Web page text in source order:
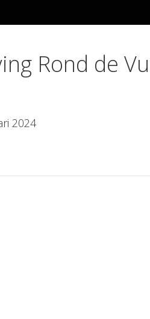
Rond de
2024